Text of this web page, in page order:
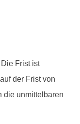
Frist ist
der Frist von
die unmittelbaren